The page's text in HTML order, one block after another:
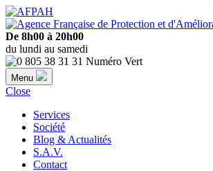
De 8h00 à 20h00
du lundi au samedi
Menu
Close
Services
Société
Blog & Actualités
S.A.V.
Contact